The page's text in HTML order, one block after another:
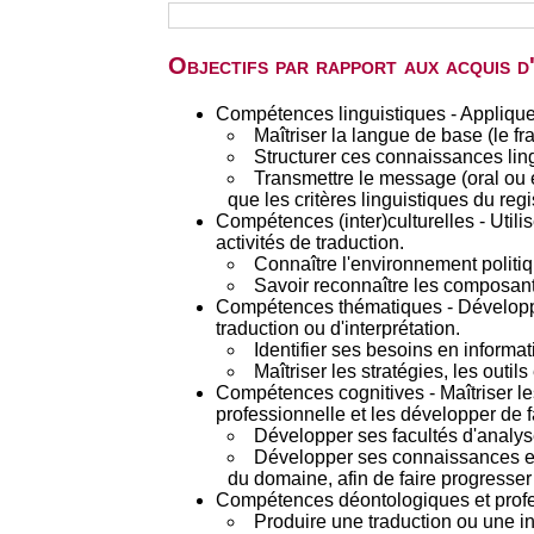
Objectifs par rapport aux acquis
Compétences linguistiques -
Maîtriser la langue de base (le
Structurer ces connaissances
Transmettre le message (oral
que les critères linguistiques du
Compétences (inter)culturelles -
activités de traduction.
Connaître l'environnement
Savoir reconnaître les
Compétences thématiques -
traduction ou d'interprétation.
Identifier ses besoins en
Maîtriser les stratégies, les
Compétences cognitives - Maîtriser
professionnelle et les développer de
Développer ses facultés
Développer ses connaissances
du domaine, afin de faire
Compétences déontologiques et
Produire une traduction ou une